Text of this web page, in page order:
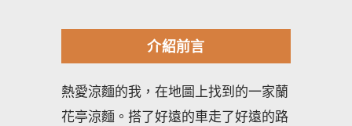
介紹前言
熱愛涼麵的我，在地圖上找到的一家蘭
花亭涼麵。搭了好遠的車走了好遠的路